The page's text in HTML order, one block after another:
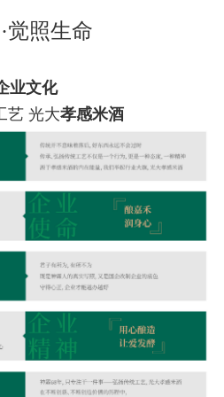
觉照生命
业文化
艺 光大孝感米酒